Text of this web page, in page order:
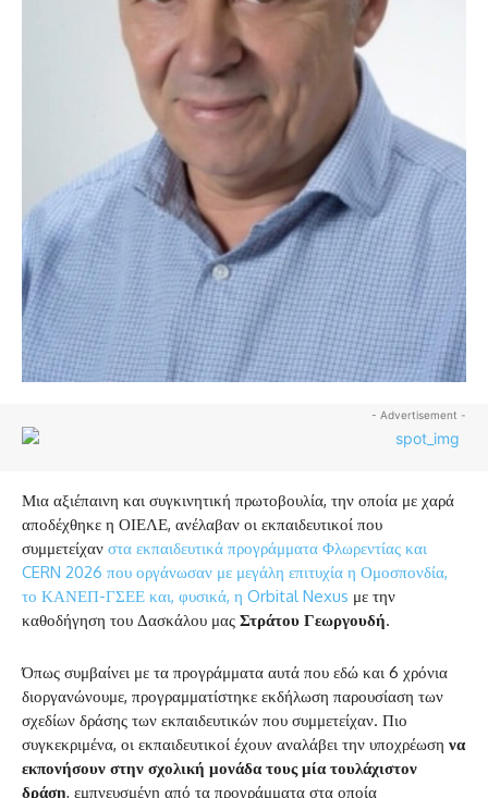
- Advertisement -
Μια αξιέπαινη και συγκινητική πρωτοβουλία, την οποία με χαρά
αποδέχθηκε η ΟΙΕΛΕ, ανέλαβαν οι εκπαιδευτικοί που
συμμετείχαν στα εκπαιδευτικά προγράμματα Φλωρεντίας και
CERN 2026 που οργάνωσαν με μεγάλη επιτυχία η Ομοσπονδία,
το ΚΑΝΕΠ-ΓΣΕΕ και, φυσικά, η Orbital Nexus με την
καθοδήγηση του Δασκάλου μας Στράτου Γεωργουδή.
Όπως συμβαίνει με τα προγράμματα αυτά που εδώ και 6 χρόνια
διοργανώνουμε, προγραμματίστηκε εκδήλωση παρουσίαση των
σχεδίων δράσης των εκπαιδευτικών που συμμετείχαν. Πιο
συγκεκριμένα, οι εκπαιδευτικοί έχουν αναλάβει την υποχρέωση να
εκπονήσουν στην σχολική μονάδα τους μία τουλάχιστον
δράση, εμπνευσμένη από τα προγράμματα στα οποία